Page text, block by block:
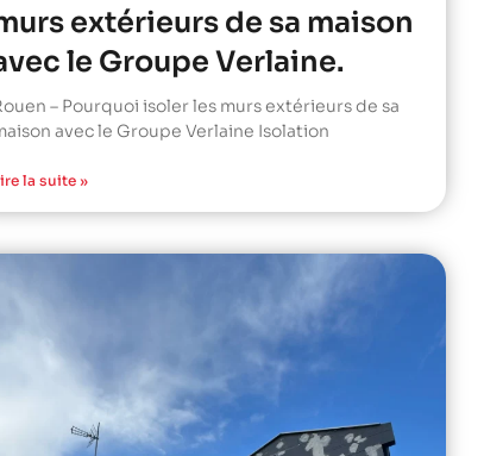
extérieurs de sa maison
le Groupe Verlaine.
– Pourquoi isoler les murs extérieurs de sa
avec le Groupe Verlaine Isolation
la suite »